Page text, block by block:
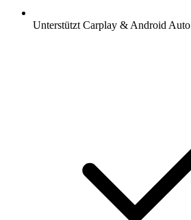
Unterstützt Carplay & Android Auto